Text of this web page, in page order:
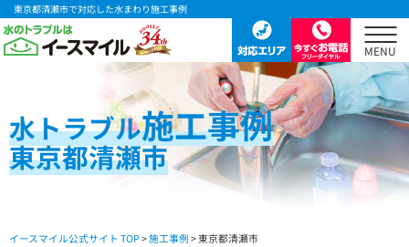
東京都清瀬市で対応した水まわり施工事例
水トラブル施工事例
東京都清瀬市
イースマイル公式サイト TOP>施工事例 > 東京都清瀬市